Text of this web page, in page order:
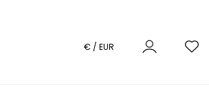
€ / EUR